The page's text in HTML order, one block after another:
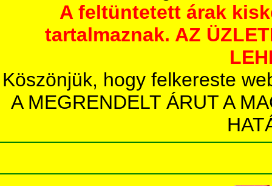
A feltüntetett árak
tartalmaznak. AZ
Köszönjük, hogy felkereste
A MEGRENDELT ÁRUT A